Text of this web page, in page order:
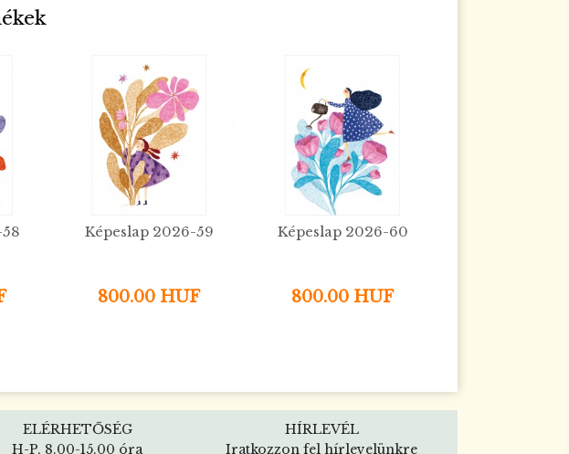
Képeslap 2026-59
800.00 HUF
Képeslap 2026-60
800.00 HUF
ELÉRHETŐSÉG HÍRLEVÉL
H-P, 8.00-15.00 óra Iratkozzon fel hírlevelünkre